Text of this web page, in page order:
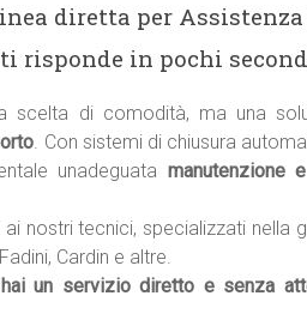
diretta per Assistenza
risponde in pochi
scelta di comodità, ma una
. Con sistemi di chiusura
unadeguata manutenzione
nostri tecnici, specializzati nella
Cardin e altre.
un servizio diretto e senza